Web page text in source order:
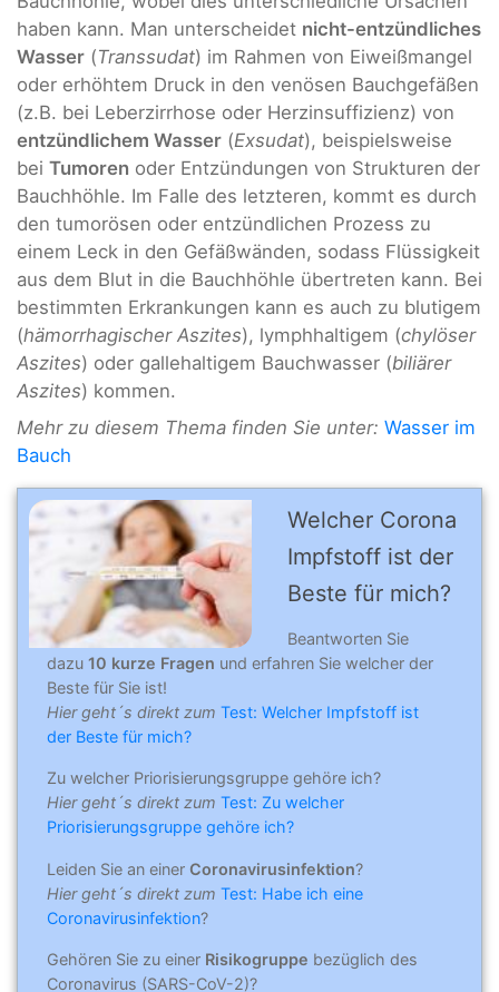
haben kann. Man unterscheidet nicht-entzündliches
Wasser (Transsudat) im Rahmen von Eiweißmangel
oder erhöhtem Druck in den venösen Bauchgefäßen
(z.B. bei Leberzirrhose oder Herzinsuffizienz) von
entzündlichem Wasser (Exsudat), beispielsweise
bei Tumoren oder Entzündungen von Strukturen der
Bauchhöhle. Im Falle des letzteren, kommt es durch
den tumorösen oder entzündlichen Prozess zu
einem Leck in den Gefäßwänden, sodass Flüssigkeit
aus dem Blut in die Bauchhöhle übertreten kann. Bei
bestimmten Erkrankungen kann es auch zu blutigem
(hämorrhagischer Aszites), lymphhaltigem (chylöser
Aszites) oder gallehaltigem Bauchwasser (biliärer
Aszites) kommen.
Mehr zu diesem Thema finden Sie unter: Wasser im
Bauch
Welcher Corona
Impfstoff ist der
Beste für mich?
Beantworten Sie
dazu 10 kurze Fragen und erfahren Sie welcher der
Beste für Sie ist!
Hier geht´s direkt zum Test: Welcher Impfstoff ist
der Beste für mich?
Zu welcher Priorisierungsgruppe gehöre ich?
Hier geht´s direkt zum Test: Zu welcher
Priorisierungsgruppe gehöre ich?
Leiden Sie an einer Coronavirusinfektion?
Hier geht´s direkt zum Test: Habe ich eine
Coronavirusinfektion?
Gehören Sie zu einer Risikogruppe bezüglich des
Coronavirus (SARS-CoV-2)?